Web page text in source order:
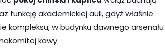
funkcję akademickiej auli, gdyż właśnie
kompleksu, w budynku dawnego arsenału
kawy.